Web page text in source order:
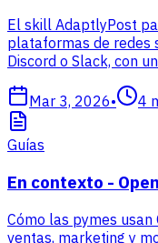
El skill AdaptlyPost
plataformas de redes
Discord o Slack, con
Mar 3, 2026• 4
Guías
En contexto -
Cómo las pymes usan
ventas, marketing y